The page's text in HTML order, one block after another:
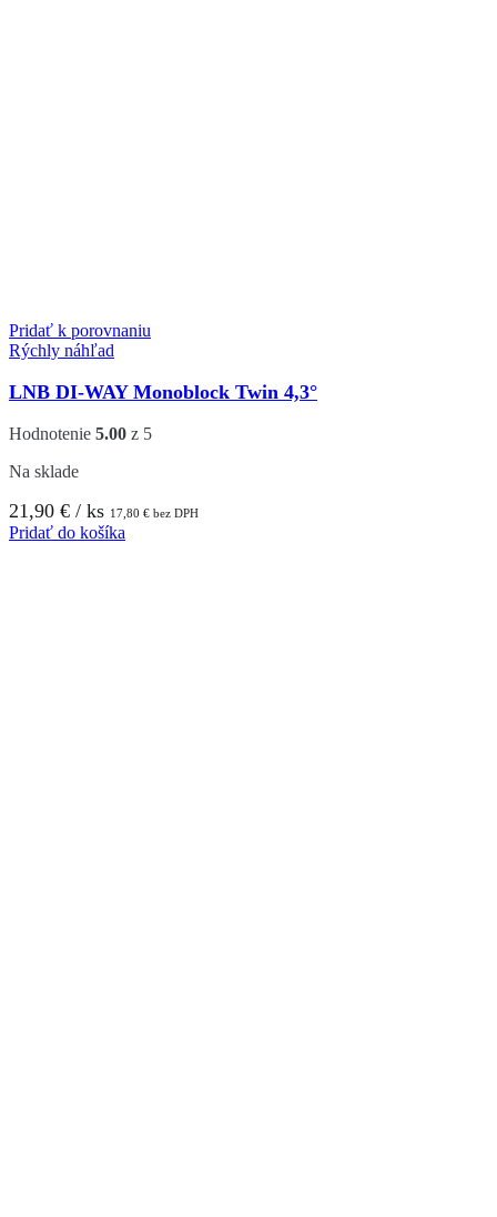
Pridať k porovnaniu
Rýchly náhľad
LNB DI-WAY Monoblock Twin 4,3°
Hodnotenie 5.00 z 5
Na sklade
21,90 € / ks 17,80 € bez DPH
Pridať do košíka